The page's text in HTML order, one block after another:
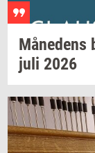
Må­ne­dens
juli 2026